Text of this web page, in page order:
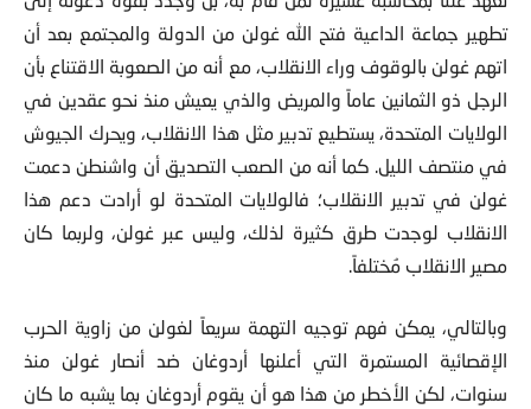
تطهير جماعة الداعية فتح الله غولن من الدولة والمجتمع بعد أن
اتهم غولن بالوقوف وراء الانقلاب، مع أنه من الصعوبة الاقتناع بأن
الرجل ذو الثمانين عاماً والمريض والذي يعيش منذ نحو عقدين في
الولايات المتحدة، يستطيع تدبير مثل هذا الانقلاب، ويحرك الجيوش
في منتصف الليل. كما أنه من الصعب التصديق أن واشنطن دعمت
غولن في تدبير الانقلاب؛ فالولايات المتحدة لو أرادت دعم هذا
الانقلاب لوجدت طرق كثيرة لذلك، وليس عبر غولن، ولربما كان
مصير الانقلاب مُختلفاً.
وبالتالي، يمكن فهم توجيه التهمة سريعاً لغولن من زاوية الحرب
الإقصائية المستمرة التي أعلنها أردوغان ضد أنصار غولن منذ
سنوات، لكن الأخطر من هذا هو أن يقوم أردوغان بما يشبه ما كان